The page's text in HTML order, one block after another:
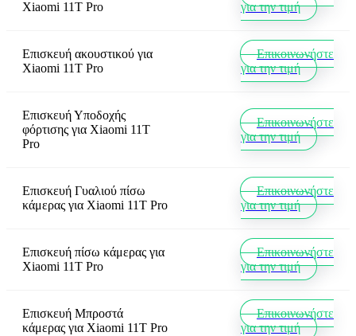
Xiaomi 11T Pro για την τιμή
Επισκευή ακουστικού για
Xiaomi 11T Pro
Επικοινωνήστε
για την τιμή
Επισκευή Υποδοχής
φόρτισης για Xiaomi 11T
Pro
Επικοινωνήστε
για την τιμή
Επισκευή Γυαλιού πίσω
κάμερας για Xiaomi 11T Pro
Επικοινωνήστε
για την τιμή
Επισκευή πίσω κάμερας για
Xiaomi 11T Pro
Επικοινωνήστε
για την τιμή
Επισκευή Μπροστά
κάμερας για Xiaomi 11T Pro
Επικοινωνήστε
για την τιμή